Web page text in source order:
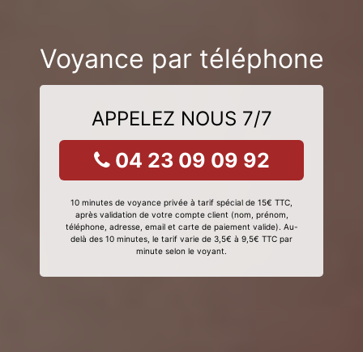
Voyance par téléphone
APPELEZ NOUS 7/7
04 23 09 09 92
10 minutes de voyance privée à tarif spécial de 15€ TTC,
après validation de votre compte client (nom, prénom,
téléphone, adresse, email et carte de paiement valide). Au-
delà des 10 minutes, le tarif varie de 3,5€ à 9,5€ TTC par
minute selon le voyant.